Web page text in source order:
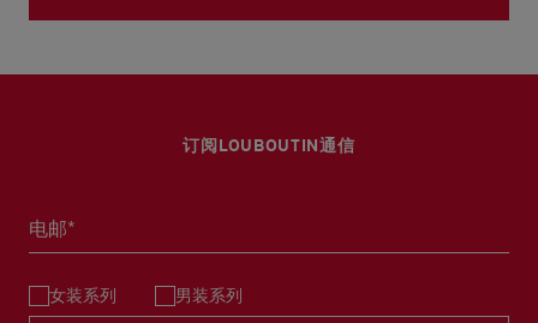
订阅LOUBOUTIN通信
电邮*
女装系列 男装系列